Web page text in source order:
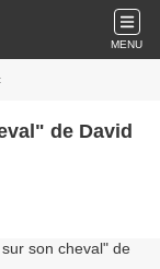
MENU
de David